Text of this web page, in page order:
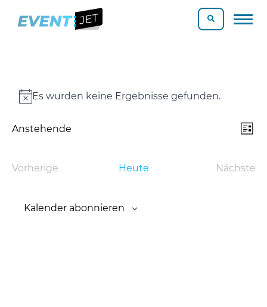
Veranstaltungen
Notice
Es wurden keine Ergebnisse gefunden.
Liste
Anstehende
Vorherige
Veranstaltungen
Heute Nächste
Kalender abonnieren